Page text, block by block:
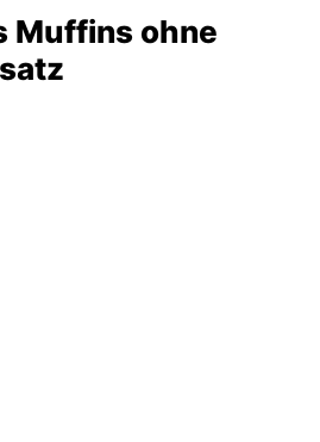
Muffins ohne